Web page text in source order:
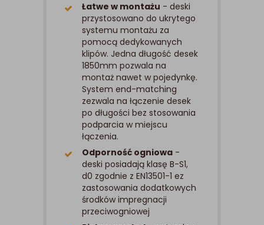
Łatwe w montażu - deski
przystosowano do ukrytego
systemu montażu za
pomocą dedykowanych
klipów. Jedna długość desek
1850mm pozwala na
montaż nawet w pojedynkę.
System end-matching
zezwala na łączenie desek
po długości bez stosowania
podparcia w miejscu
łączenia.
Odporność ogniowa -
deski posiadają klasę B-S1,
d0 zgodnie z EN13501-1 ez
zastosowania dodatkowych
środków impregnacji
przeciwogniowej